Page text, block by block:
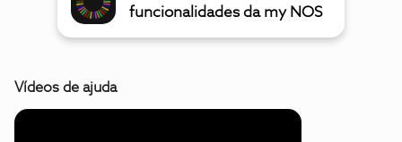
funcionalidades da my NOS
Vídeos de ajuda